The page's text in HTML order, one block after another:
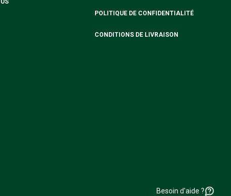
POLITIQUE DE CONFIDENTIALITÉ
CONDITIONS DE LIVRAISON
Besoin d'aide ?